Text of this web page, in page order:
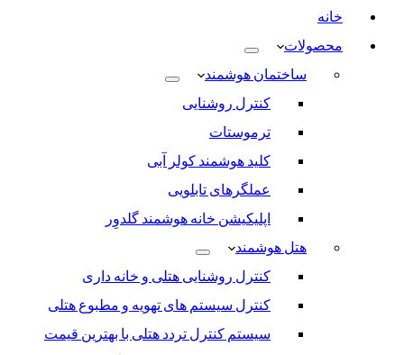
خانه
محصولات
ساختمان هوشمند
کنترل روشنایی
ترموستات
کلید هوشمند کولر آبی
عملگرهای تابلویی
اپلیکیشن خانه هوشمند گلدوِر
هتل هوشمند
کنترل روشنایی هتلی و خانه داری
کنترل سیستم های تهویه و مطبوع هتلی
سیستم کنترل تردد هتلی با بهترین قیمت